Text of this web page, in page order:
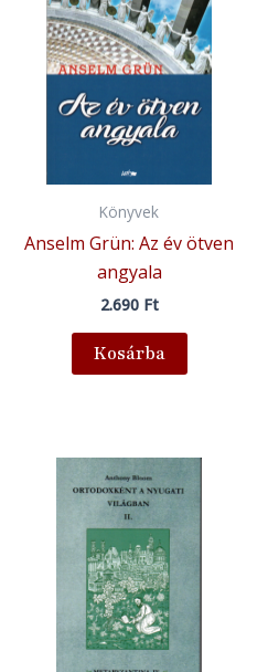
Könyvek
Anselm Grün: Az év ötven
angyala
2.690 Ft
Kosárba